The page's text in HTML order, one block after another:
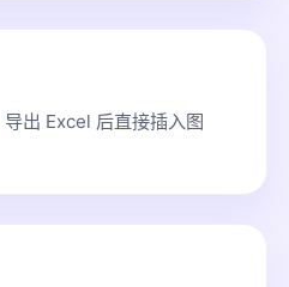
出 Excel 后直接插入图